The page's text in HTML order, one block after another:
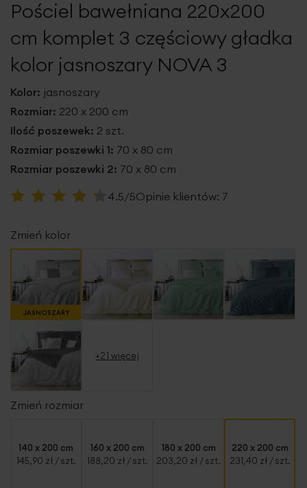
galeriiPościel bawełniana 220x200
cm komplet 3 częściowy gładka
kolor jasnoszary NOVA 3
Kolor: jasnoszary
Rozmiar: 220 x 200 cm
Ilość poszewek: 2 szt.
Rozmiar poszewki 1: 70 x 80 cm
Rozmiar poszewki 2: 70 x 80 cm
Ocena:
4.5/5Opinie klientów: 7
Zmień kolor
JASNOSZARY
+21 więcej
Zmień rozmiar
140 x 200 cm
145,90 zł / szt.
160 x 200 cm
188,20 zł / szt.
180 x 200 cm
203,20 zł / szt.
220 x 200 cm
231,40 zł / szt.